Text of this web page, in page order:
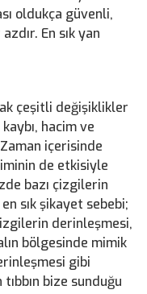
oldukça güvenli,
En sık yan
çeşitli değişiklikler
hacim ve
içerisinde
de etkisiyle
bazı çizgilerin
sık şikayet sebebi;
derinleşmesi,
bölgesinde mimik
gibi
bize sunduğu